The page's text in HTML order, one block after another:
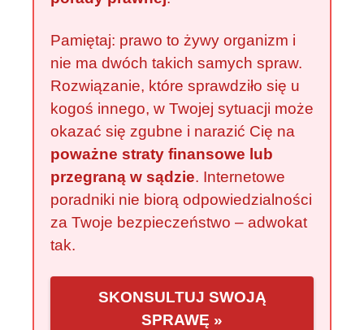
Pamiętaj: prawo to żywy organizm i
nie ma dwóch takich samych spraw.
Rozwiązanie, które sprawdziło się u
kogoś innego, w Twojej sytuacji może
okazać się zgubne i narazić Cię na
poważne straty finansowe lub
przegraną w sądzie. Internetowe
poradniki nie biorą odpowiedzialności
za Twoje bezpieczeństwo – adwokat
tak.
SKONSULTUJ SWOJĄ
SPRAWĘ »